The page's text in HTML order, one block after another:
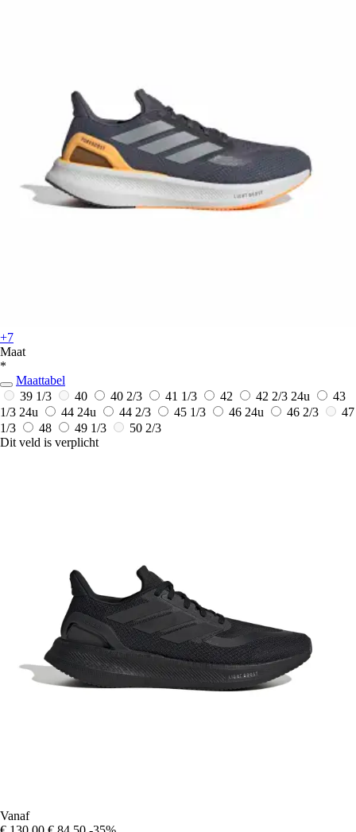
+7
Maat
*
Maattabel
39 1/3
40 40 2/3 41 1/3 42 42 2/3 24u
43
1/3 24u 44 24u 44 2/3 45 1/3 46 24u 46 2/3
47
1/3
48 49 1/3
50 2/3
Dit veld is verplicht
Vanaf